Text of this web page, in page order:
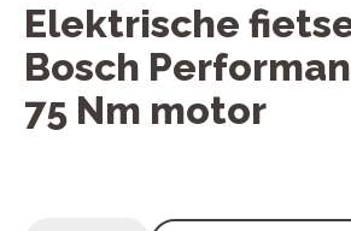
Elektrische
Bosch
75 Nm motor